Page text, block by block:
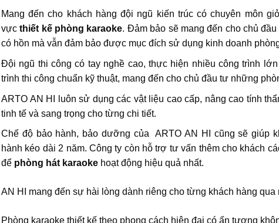
Mang đến cho khách hàng đội ngũ kiến trúc có chuyên môn
vực thiết kế phòng karaoke. Đảm bảo sẽ mang đến cho chủ
có hồn mà vẫn đảm bảo được mục đích sử dụng kinh doanh
Đội ngũ thi công có tay nghề cao, thực hiện nhiều công trình
trình thi công chuẩn kỹ thuật, mang đến cho chủ đầu tư những
ARTO AN HI luôn sử dụng các vật liệu cao cấp, nâng cao tính
tinh tế và sang trọng cho từng chi tiết.
Chế độ bảo hành, bảo dưỡng của ARTO AN HI cũng sẽ giúp
hành kéo dài 2 năm. Công ty còn hỗ trợ tư vấn thêm cho khách
để phòng hát karaoke hoạt động hiệu quả nhất.
HI mang đến sự hài lòng dành riêng cho từng khách hàng
Phòng karaoke thiết kế theo phong cách hiện đại có ấn tượng